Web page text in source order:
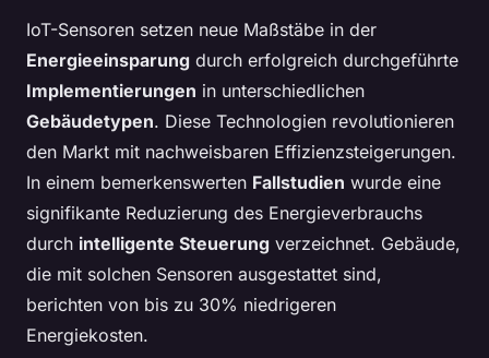
IoT-Sensoren setzen neue Maßstäbe in der
Energieeinsparung durch erfolgreich durchgeführte
Implementierungen in unterschiedlichen
Gebäudetypen. Diese Technologien revolutionieren
den Markt mit nachweisbaren Effizienzsteigerungen.
In einem bemerkenswerten Fallstudien wurde eine
signifikante Reduzierung des Energieverbrauchs
durch intelligente Steuerung verzeichnet. Gebäude,
die mit solchen Sensoren ausgestattet sind,
berichten von bis zu 30% niedrigeren
Energiekosten.